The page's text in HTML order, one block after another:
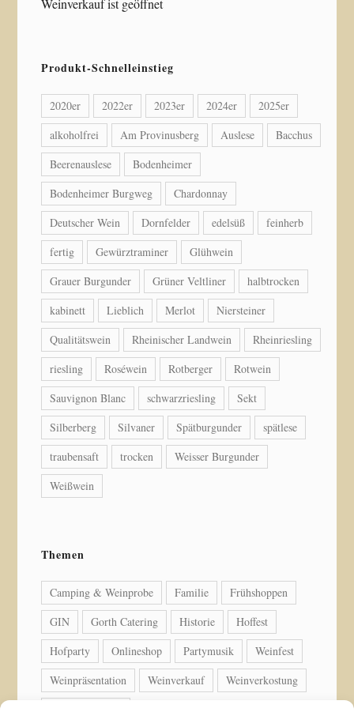
Produkt-Schnelleinstieg
2020er 2022er 2023er 2024er
2025er
alkoholfrei
Am Provinusberg Auslese
Bacchus
Beerenauslese
Bodenheimer
Bodenheimer Burgweg
Chardonnay
Deutscher Wein
Dornfelder edelsüß
feinherb
fertig
Gewürztraminer
Glühwein
Grauer Burgunder
Grüner Veltliner
halbtrocken
kabinett
Lieblich Merlot
Niersteiner
Qualitätswein
Rheinischer Landwein
Rheinriesling
riesling
Roséwein Rotberger
Rotwein
Sauvignon Blanc
schwarzriesling
Sekt
Silberberg
Silvaner Spätburgunder
spätlese
traubensaft
trocken
Weisser Burgunder
Weißwein
Themen
Camping & Weinprobe Familie
Frühshoppen
GIN
Gorth Catering Historie
Hoffest
Hofparty
Onlineshop Partymusik
Weinfest
Weinpräsentation
Weinverkauf
Weinverkostung